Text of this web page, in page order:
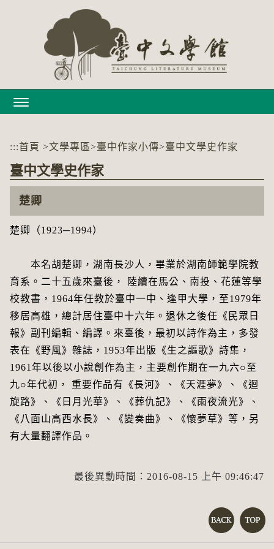
:::首頁 >文學專區>臺中作家小傳>臺中文學史作家
臺中文學史作家
楚卿
楚卿（1923─1994）
本名胡楚卿，湖南長沙人，畢業於湖南師範學院教
育系。二十五歲來臺後， 陸續在馬公、南投、花蓮等學
校教書，1964年任教於臺中一中、逢甲大學，至1979年
移居高雄，總計居住臺中十六年。退休之後任《民眾日
報》副刊編輯、編譯。來臺後，最初以詩作為主，多發
表在《野風》雜誌，1953年出版《生之謳歌》詩集，
1961年以後以小說創作為主，主要創作期在一九六○至
九○年代初， 重要作品有《長河》、《天涯夢》、《迴
旋路》、《日月光華》、《葬仇記》、《雨夜流光》、
《八面山高西水長》、《變奏曲》、《懷夢草》等，另
有大量翻譯作品。
最後異動時間：2016-08-15 上午 09:46:47